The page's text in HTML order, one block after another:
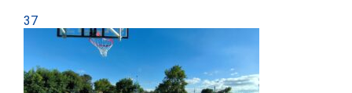
37